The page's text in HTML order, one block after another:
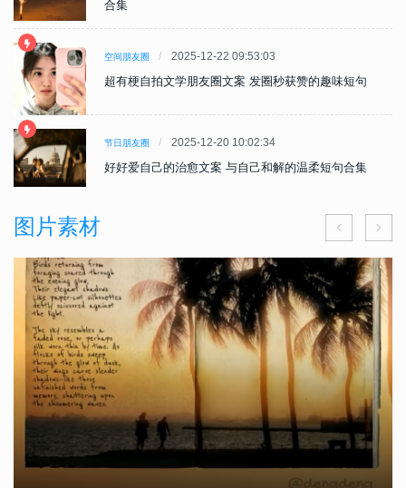
合集
空间朋友圈 2025-12-22 09:53:03
超有梗自拍文学朋友圈文案 发圈秒获赞的趣味短句
节日朋友圈 2025-12-20 10:02:34
好好爱自己的治愈文案 与自己和解的温柔短句合集
图片素材